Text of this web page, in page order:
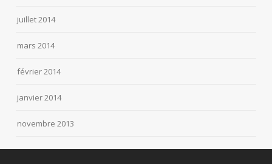
juillet 2014
mars 2014
février 2014
janvier 2014
novembre 2013